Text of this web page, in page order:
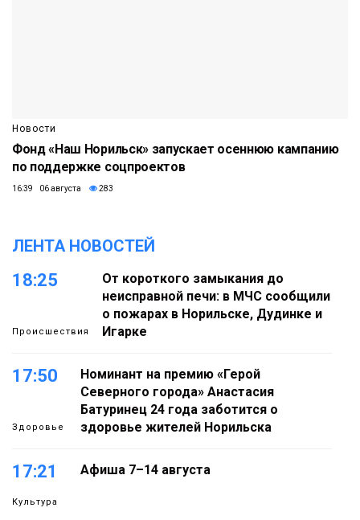
Новости
Фонд «Наш Норильск» запускает осеннюю кампанию
по поддержке соцпроектов
16:39 06 августа 283
ЛЕНТА НОВОСТЕЙ
18:25
Происшествия
От короткого замыкания до
неисправной печи: в МЧС сообщили
о пожарах в Норильске, Дудинке и
Игарке
17:50
Здоровье
Номинант на премию «Герой
Северного города» Анастасия
Батуринец 24 года заботится о
здоровье жителей Норильска
17:21
Культура
Афиша 7–14 августа